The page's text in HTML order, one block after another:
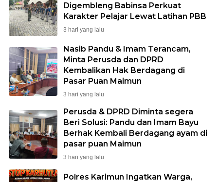
Digembleng Babinsa Perkuat
Karakter Pelajar Lewat Latihan PBB
3 hari yang lalu
Nasib Pandu & Imam Terancam,
Minta Perusda dan DPRD
Kembalikan Hak Berdagang di
Pasar Puan Maimun
3 hari yang lalu
Perusda & DPRD Diminta segera
Beri Solusi: Pandu dan Imam Bayu
Berhak Kembali Berdagang ayam di
pasar puan Maimun
3 hari yang lalu
Polres Karimun Ingatkan Warga,